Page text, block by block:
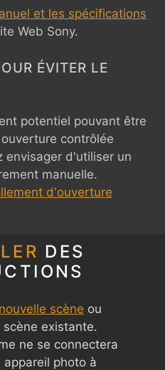
et les spécifications
Web Sony.
ÉVITER LE
potentiel pouvant être
contrôlée
envisager d'utiliser un
manuelle.
d'ouverture
DES
scène ou
scène existante.
ne se connectera
appareil photo à